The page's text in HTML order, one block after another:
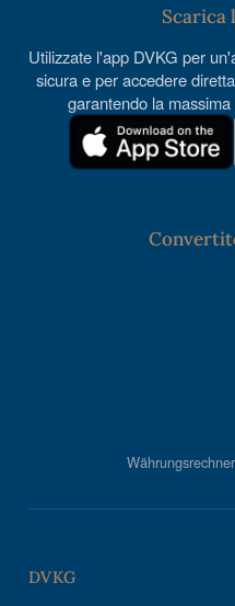
Scarica
Utilizzate l'app DVKG per
sicura e per accedere
garantendo la
DVKG